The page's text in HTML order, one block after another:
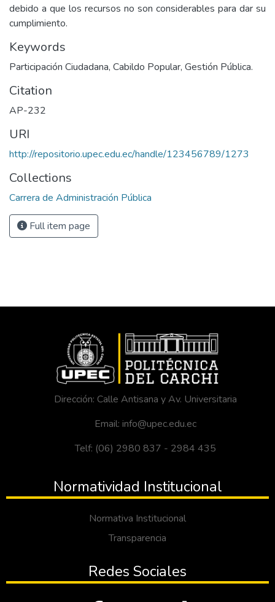
debido a que los recursos no son considerables para dar su
cumplimiento.
Keywords
Participación Ciudadana, Cabildo Popular, Gestión Pública.
Citation
AP-232
URI
http://repositorio.upec.edu.ec/handle/123456789/1273
Collections
Carrera de Administración Pública
Full item page
Dirección: Calle Antisana y Av. Universitaria
Email: info@upec.edu.ec
Telf: (06) 2980 837 - 2984 435
Normatividad Institucional
Normativa Institucional
Transparencia
Redes Sociales